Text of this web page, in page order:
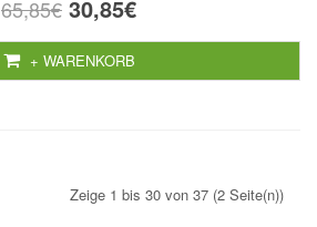
65,85€ 30,85€
+ WARENKORB
Zeige 1 bis 30 von 37 (2 Seite(n))